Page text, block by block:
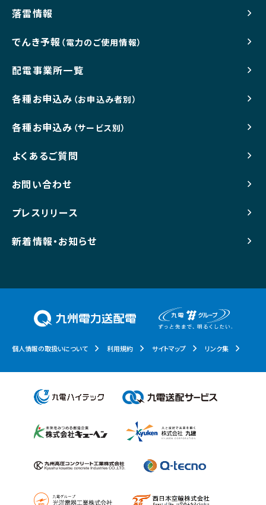
落雷情報
でんき予報 （電力のご使用情報）
配電事業所一覧
各種お申込み （お申込み者別）
各種お申込み （サービス別）
よくあるご質問
お問い合わせ
プレスリリース
新着情報・お知らせ
個人情報の取扱いについて 利用規約 サイトマップ リンク集